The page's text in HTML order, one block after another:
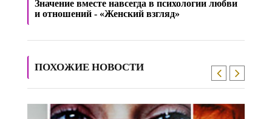
Значение вместе навсегда в психологии любви
и отношений - «Женский взгляд»
ПОХОЖИЕ НОВОСТИ